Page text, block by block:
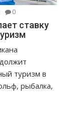
0
ставку
туризм в
рыбалка,